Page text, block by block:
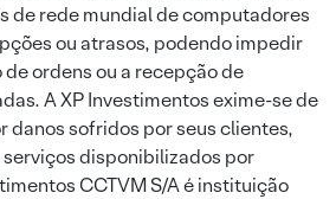
de rede mundial de computadores
ou atrasos, podendo impedir
ordens ou a recepção de
A XP Investimentos exime-se de
danos sofridos por seus clientes,
disponibilizados por
CCTVM S/A é instituição